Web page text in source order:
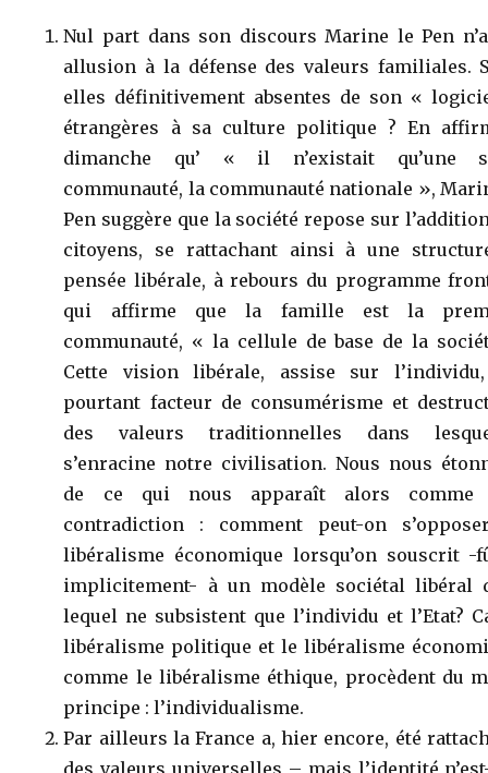
Nul part dans son discours Marine le Pen
allusion à la défense des valeurs familiales.
elles définitivement absentes de son «
étrangères à sa culture politique ? En
dimanche qu’ « il n’existait qu’une
communauté, la communauté nationale »,
Pen suggère que la société repose sur
citoyens, se rattachant ainsi à une
pensée libérale, à rebours du programme
qui affirme que la famille est la
communauté, « la cellule de base de la
Cette vision libérale, assise sur
pourtant facteur de consumérisme et
des valeurs traditionnelles dans
s’enracine notre civilisation. Nous nous
de ce qui nous apparaît alors comme
contradiction : comment peut-on
libéralisme économique lorsqu’on souscrit -
implicitement- à un modèle sociétal libéral
lequel ne subsistent que l’individu et l’Etat?
libéralisme politique et le libéralisme
comme le libéralisme éthique, procèdent du
principe : l’individualisme.
Par ailleurs la France a, hier encore, été